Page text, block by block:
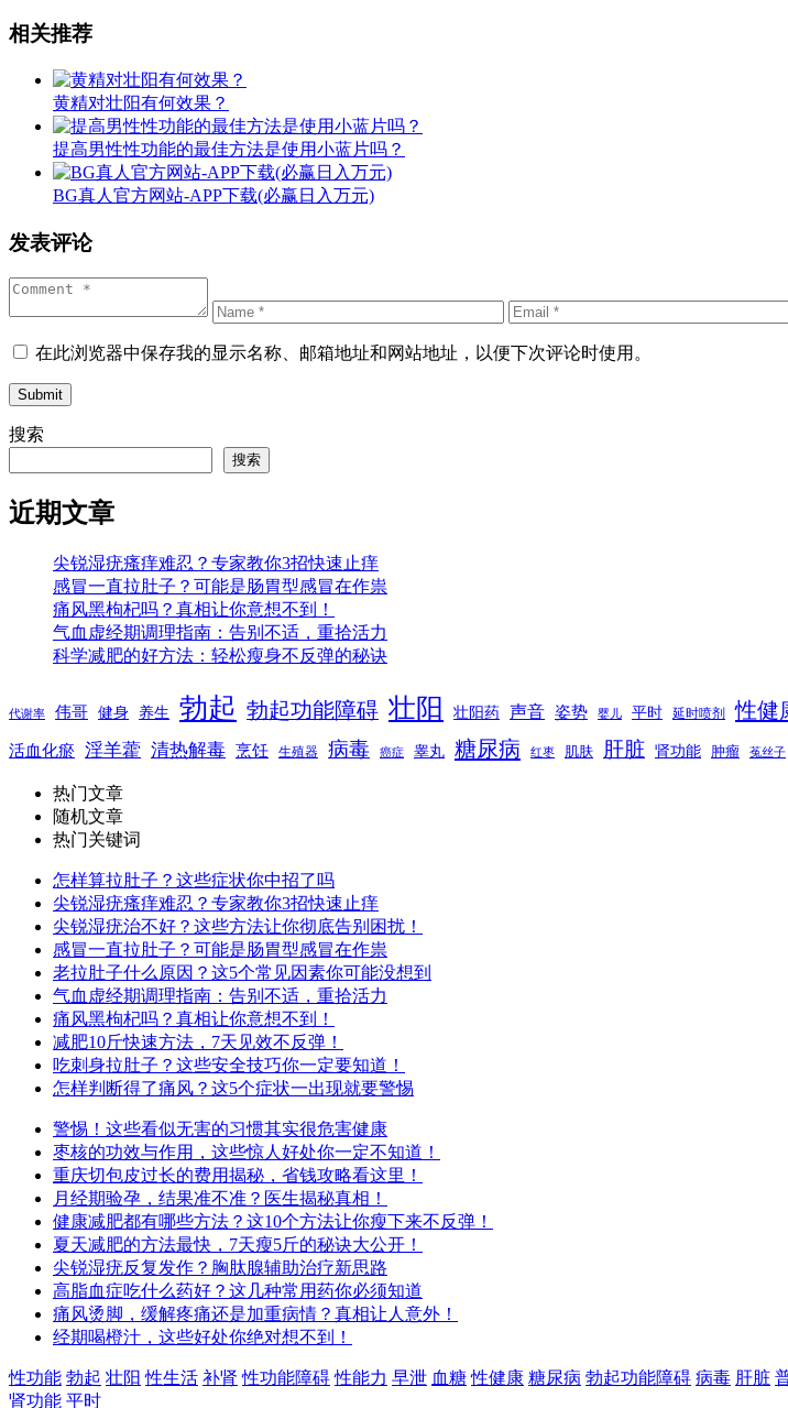
相关推荐
黄精对壮阳有何效果？
提高男性性功能的最佳方法是使用小蓝片吗？
BG真人官方网站-APP下载(必赢日入万元)
发表评论
在此浏览器中保存我的显示名称、邮箱地址和网站地址，以便下次评论时使用。
Submit
搜索
搜索
近期文章
尖锐湿疣瘙痒难忍？专家教你3招快速止痒
感冒一直拉肚子？可能是肠胃型感冒在作祟
痛风黑枸杞吗？真相让你意想不到！
气血虚经期调理指南：告别不适，重拾活力
科学减肥的好方法：轻松瘦身不反弹的秘诀
代谢率 伟哥 健身 养生 勃起 勃起功能障碍 壮阳 壮阳药 声音 姿势 婴儿 平时 延时喷剂 性健
活血化瘀 淫羊藿 清热解毒 烹饪 生殖器 病毒 癌症 睾丸 糖尿病 红枣 肌肤 肝脏 肾功能 肿瘤 菟丝子
热门文章
随机文章
热门关键词
怎样算拉肚子？这些症状你中招了吗
尖锐湿疣瘙痒难忍？专家教你3招快速止痒
尖锐湿疣治不好？这些方法让你彻底告别困扰！
感冒一直拉肚子？可能是肠胃型感冒在作祟
老拉肚子什么原因？这5个常见因素你可能没想到
气血虚经期调理指南：告别不适，重拾活力
痛风黑枸杞吗？真相让你意想不到！
减肥10斤快速方法，7天见效不反弹！
吃刺身拉肚子？这些安全技巧你一定要知道！
怎样判断得了痛风？这5个症状一出现就要警惕
警惕！这些看似无害的习惯其实很危害健康
枣核的功效与作用，这些惊人好处你一定不知道！
重庆切包皮过长的费用揭秘，省钱攻略看这里！
月经期验孕，结果准不准？医生揭秘真相！
健康减肥都有哪些方法？这10个方法让你瘦下来不反弹！
夏天减肥的方法最快，7天瘦5斤的秘诀大公开！
尖锐湿疣反复发作？胸肽腺辅助治疗新思路
高脂血症吃什么药好？这几种常用药你必须知道
痛风烫脚，缓解疼痛还是加重病情？真相让人意外！
经期喝橙汁，这些好处你绝对想不到！
性功能 勃起 壮阳 性生活 补肾 性功能障碍 性能力 早泄 血糖 性健康 糖尿病 勃起功能障碍 病毒 肝脏
肾功能 平时